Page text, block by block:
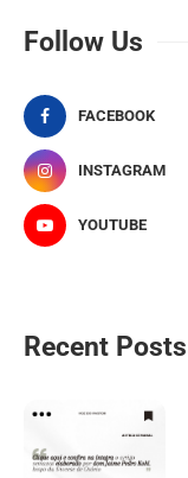
Follow Us
FACEBOOK
INSTAGRAM
YOUTUBE
Recent Posts